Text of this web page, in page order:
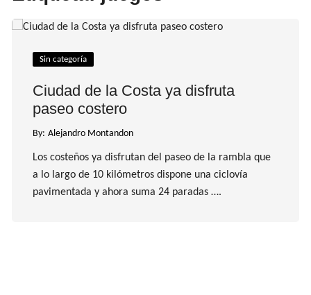
Sin categoría
Ciudad de la Costa ya disfruta
paseo costero
By: Alejandro Montandon
Los costeños ya disfrutan del paseo de la rambla que
a lo largo de 10 kilómetros dispone una ciclovía
pavimentada y ahora suma 24 paradas ….